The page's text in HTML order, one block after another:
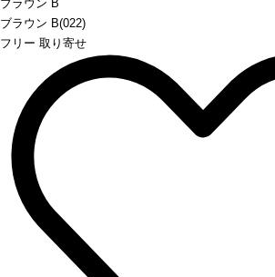
ブラウン B
ブラウン B(022)
フリー 取り寄せ